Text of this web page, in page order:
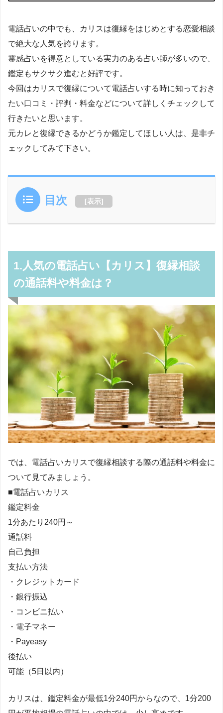
電話占いの中でも、カリスは復縁をはじめとする恋愛相談
で絶大な人気を誇ります。
霊感占いを得意としている実力のある占い師が多いので、
鑑定もサクサク進むと好評です。
今回はカリスで復縁について電話占いする時に知っておき
たい口コミ・評判・料金などについて詳しくチェックして
行きたいと思います。
元カレと復縁できるかどうか鑑定してほしい人は、是非チ
ェックしてみて下さい。
目次 [表示]
1.人気の電話占い【カリス】復縁相談
の通話料や料金は？
では、電話占いカリスで復縁相談する際の通話料や料金に
ついて見てみましょう。
■電話占いカリス
鑑定料金
1分あたり240円～
通話料
自己負担
支払い方法
・クレジットカード
・銀行振込
・コンビニ払い
・電子マネー
・Payeasy
後払い
可能（5日以内）
カリスは、鑑定料金が最低1分240円からなので、1分200